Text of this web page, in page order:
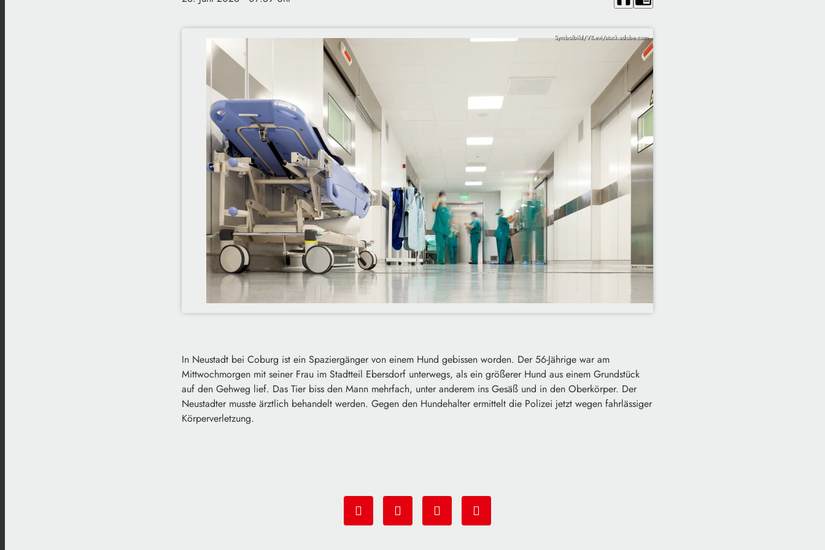
Symbolbild/VILevi/stock.adobe.com
In Neustadt bei Coburg ist ein Spaziergänger von einem Hund gebissen worden. Der 56-Jährige war am
Mittwochmorgen mit seiner Frau im Stadtteil Ebersdorf unterwegs, als ein größerer Hund aus einem Grundstück
auf den Gehweg lief. Das Tier biss den Mann mehrfach, unter anderem ins Gesäß und in den Oberkörper. Der
Neustadter musste ärztlich behandelt werden. Gegen den Hundehalter ermittelt die Polizei jetzt wegen fahrlässiger
Körperverletzung.